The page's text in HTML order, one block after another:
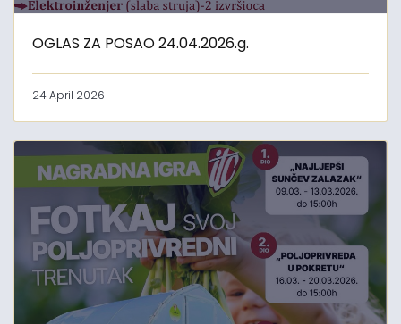
OGLAS ZA POSAO 24.04.2026.g.
24 April 2026